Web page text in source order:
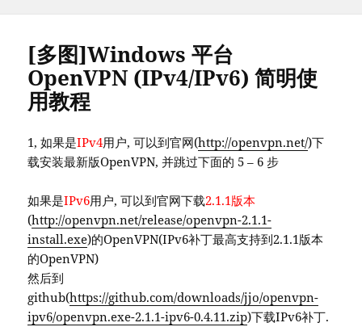
[多图]Windows 平台
OpenVPN (IPv4/IPv6) 简明使
用教程
1, 如果是IPv4用户, 可以到官网(http://openvpn.net/)下
载安装最新版OpenVPN, 并跳过下面的 5 – 6 步
如果是IPv6用户, 可以到官网下载2.1.1版本
(http://openvpn.net/release/openvpn-2.1.1-
install.exe)的OpenVPN(IPv6补丁最高支持到2.1.1版本
的OpenVPN)
然后到
github(https://github.com/downloads/jjo/openvpn-
ipv6/openvpn.exe-2.1.1-ipv6-0.4.11.zip)下载IPv6补丁.